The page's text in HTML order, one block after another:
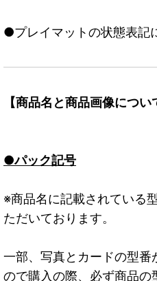
●プレイマットの状態表記
【商品名と商品画像につい
●パック記号
※商品名に記載されている
ただいております。
一部、写真とカードの型
ので購入の際、必ず商品の